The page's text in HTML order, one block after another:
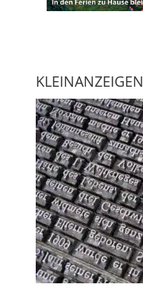
KLEINANZEIGEN